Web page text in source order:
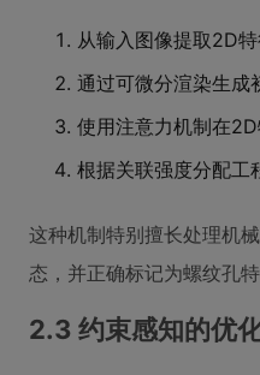
从输入图像提取2D
通过可微分渲染生成
使用注意力机制在
根据关联强度分配工
这种机制特别擅长处理机
态，并正确标记为螺纹孔特
2.3 约束感知的优